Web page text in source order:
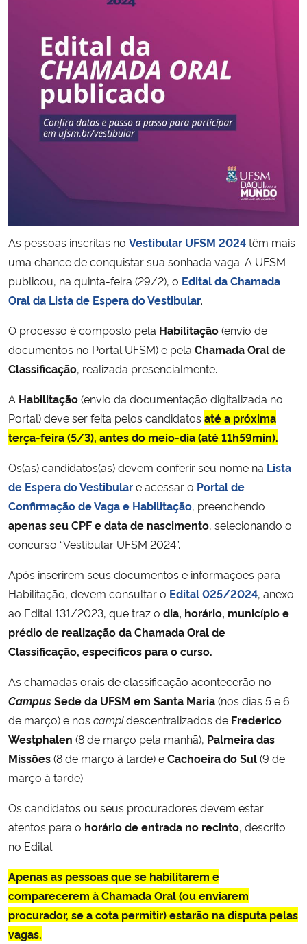
Secretaria-Geral
Secretaria de Governo
Gabinete de Segurança Institucional
Advocacia-Geral da União
Banco Central do Brasil
As pessoas inscritas no Vestibular UFSM 2024têm mais
uma chance de conquistar sua sonhada vaga. A UFSM
publicou, na quinta-feira (29/2), o Edital da Chamada
Oral da Lista de Espera do Vestibular.
O processo é composto pela Habilitação(envio de
documentos no Portal UFSM) e pela Chamada Oral de
Classificação, realizada presencialmente.
A Habilitação(envio da documentação digitalizada no
Portal) deve ser feita pelos candidatos até a próxima
terça-feira (5/3), antes do meio-dia (até 11h59min).
Os(as) candidatos(as) devem conferir seu nome na Lista
de Espera do Vestibulare acessar o Portal de
Confirmação de Vaga e Habilitação, preenchendo
apenas seu CPF e data de nascimento, selecionando o
concurso “Vestibular UFSM 2024”.
Após inserirem seus documentos e informações para
Habilitação, devem consultar o Edital 025/2024, anexo
ao Edital 131/2023, que traz o dia, horário, município e
prédio de realização da Chamada Oral de
Classificação, específicos para o curso.
As chamadas orais de classificação acontecerão no
CampusSede da UFSM em Santa Maria(nos dias 5 e 6
de março) e nos campidescentralizados de Frederico
Westphalen (8 de março pela manhã), Palmeira das
Missões(8 de março à tarde) eCachoeira do Sul(9 de
março à tarde).
Os candidatos ou seus procuradores devem estar
atentos para o horário de entrada no recinto, descrito
no Edital.
Apenas as pessoas que se habilitarem e
comparecerem à Chamada Oral (ou enviarem
procurador, se a cota permitir) estarão na disputa pelas
vagas.